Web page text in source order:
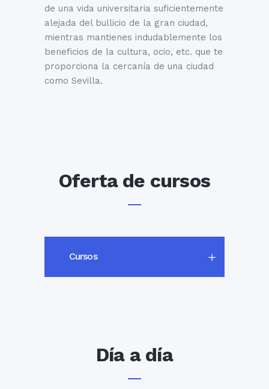
de una vida universitaria suficientemente
alejada del bullicio de la gran ciudad,
mientras mantienes indudablemente los
beneficios de la cultura, ocio, etc. que te
proporciona la cercanía de una ciudad
como Sevilla.
Oferta de cursos
Cursos
Día a día